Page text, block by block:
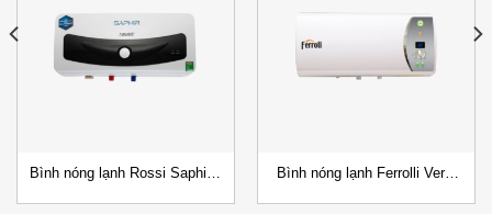
Add to
Wishlist
Bình nóng lạnh Rossi Saphir –
Add to
Wishlist
Bình nóng lạnh Ferrolli Verdi